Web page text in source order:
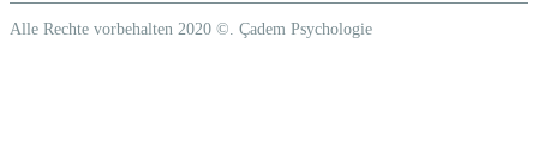
Alle Rechte vorbehalten 2020 ©. Çadem Psychologie